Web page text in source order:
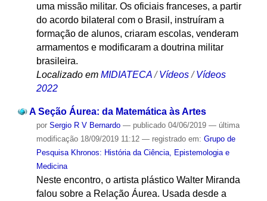
uma missão militar. Os oficiais franceses, a partir
do acordo bilateral com o Brasil, instruíram a
formação de alunos, criaram escolas, venderam
armamentos e modificaram a doutrina militar
brasileira.
Localizado em MIDIATECA /Vídeos /Vídeos
2022
A Seção Áurea: da Matemática às Artes
por Sergio R V Bernardo — publicado04/06/2019 — última
modificação18/09/2019 11:12 — registrado em: Grupo de
Pesquisa Khronos: História da Ciência, Epistemologia e
Medicina
Neste encontro, o artista plástico Walter Miranda
falou sobre a Relação Áurea. Usada desde a